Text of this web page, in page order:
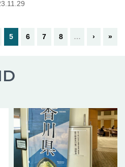
北杜市白州町、代表取締…つ
を読む
5 6 7 8 … › »